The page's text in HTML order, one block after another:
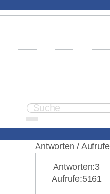
Antworten / Aufrufe
Antworten:3
Aufrufe:5161